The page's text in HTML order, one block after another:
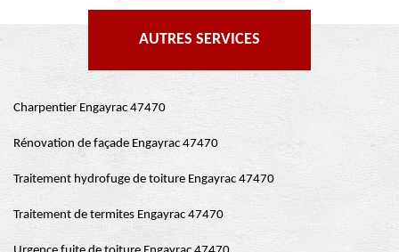
AUTRES SERVICES
Charpentier Engayrac 47470
Rénovation de façade Engayrac 47470
Traitement hydrofuge de toiture Engayrac 47470
Traitement de termites Engayrac 47470